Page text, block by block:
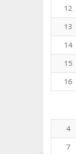
12
13
14
15
16
4
7